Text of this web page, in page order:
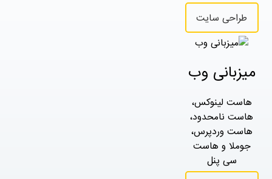
طراحی سایت
میزبانی وب
هاست لینوکس،
هاست نامحدود،
هاست وردپرس،
جوملا و هاست
سی پنل